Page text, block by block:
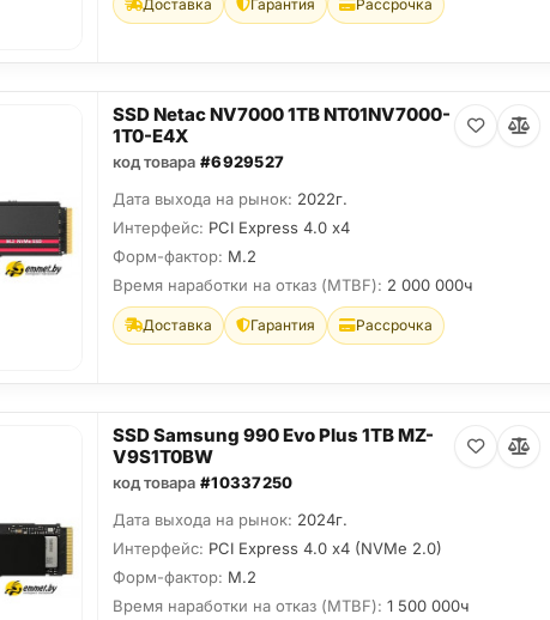
Доставка Гарантия Рассрочка
SSD Netac NV7000 1TB NT01NV7000-
1T0-E4X
код товара #6929527
Дата выхода на рынок: 2022г.
Интерфейс: PCI Express 4.0 x4
Форм-фактор: M.2
Время наработки на отказ (МТBF): 2 000 000ч
Доставка Гарантия Рассрочка
SSD Samsung 990 Evo Plus 1TB MZ-
V9S1T0BW
код товара #10337250
Дата выхода на рынок: 2024г.
Интерфейс: PCI Express 4.0 x4 (NVMe 2.0)
Форм-фактор: M.2
Время наработки на отказ (МТBF): 1 500 000ч